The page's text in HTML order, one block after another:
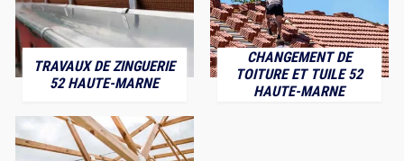
TRAVAUX DE ZINGUERIE
52 HAUTE-MARNE
CHANGEMENT DE
TOITURE ET TUILE 52
HAUTE-MARNE